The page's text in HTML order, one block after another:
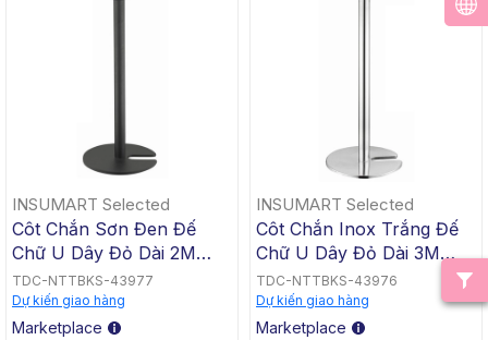
INSUMART Selected
Côt Chắn Sơn Đen Đế
Chữ U Dây Đỏ Dài 2M
PTCI-D
TDC-NTTBKS-43977
Dự kiến giao hàng
Marketplace
INSUMART Selected
Côt Chắn Inox Trắng Đế
Chữ U Dây Đỏ Dài 3M
PTCI-U3R
TDC-NTTBKS-43976
Dự kiến giao hàng
Marketplace